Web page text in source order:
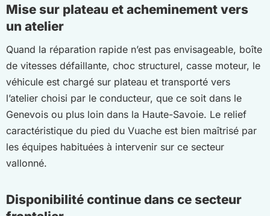
Mise sur plateau et acheminement vers
un atelier
Quand la réparation rapide n’est pas envisageable, boîte
de vitesses défaillante, choc structurel, casse moteur, le
véhicule est chargé sur plateau et transporté vers
l’atelier choisi par le conducteur, que ce soit dans le
Genevois ou plus loin dans la Haute-Savoie. Le relief
caractéristique du pied du Vuache est bien maîtrisé par
les équipes habituées à intervenir sur ce secteur
vallonné.
Disponibilité continue dans ce secteur